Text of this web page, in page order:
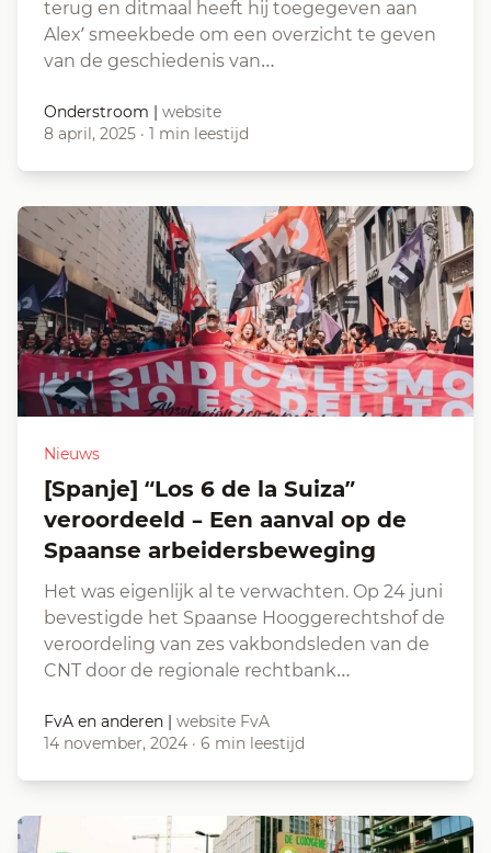
terug en ditmaal heeft hij toegegeven aan
Alex’ smeekbede om een overzicht te geven
van de geschiedenis van…
Onderstroom | website
8 april, 2025 · 1 min leestijd
Nieuws
[Spanje] “Los 6 de la Suiza”
veroordeeld – Een aanval op de
Spaanse arbeidersbeweging
Het was eigenlijk al te verwachten. Op 24 juni
bevestigde het Spaanse Hooggerechtshof de
veroordeling van zes vakbondsleden van de
CNT door de regionale rechtbank…
FvA en anderen | website FvA
14 november, 2024 · 6 min leestijd